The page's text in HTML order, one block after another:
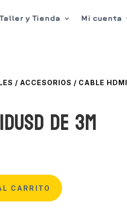
Taller y Tienda Mi cuenta
/ ACCESORIOS / CABLE HDMI
de 3m
CARRITO